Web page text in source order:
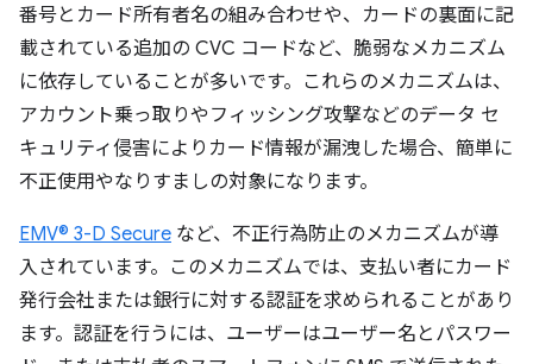
番号とカード所有者名の組み合わせや、カードの裏面に記
載されている追加の CVC コードなど、脆弱なメカニズム
に依存していることが多いです。これらのメカニズムは、
アカウント乗っ取りやフィッシング攻撃などのデータ セ
キュリティ侵害によりカード情報が漏洩した場合、簡単に
不正使用やなりすましの対象になります。
EMV® 3-D Secure など、不正行為防止のメカニズムが導
入されています。このメカニズムでは、支払い者にカード
発行会社または銀行に対する認証を求められることがあり
ます。認証を行うには、ユーザーはユーザー名とパスワー